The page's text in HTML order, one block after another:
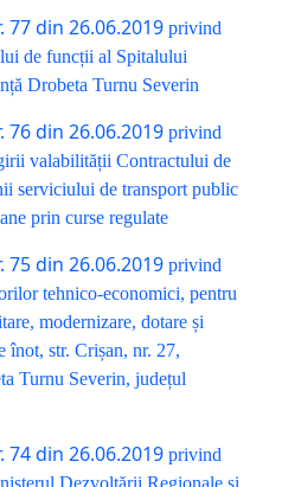
77 din 26.06.2019 privind
de funcții al Spitalului
Drobeta Turnu Severin
76 din 26.06.2019 privind
valabilității Contractului de
serviciului de transport public
prin curse regulate
75 din 26.06.2019 privind
tehnico-economici, pentru
modernizare, dotare și
înot, str. Crișan, nr. 27,
Turnu Severin, județul
74 din 26.06.2019 privind